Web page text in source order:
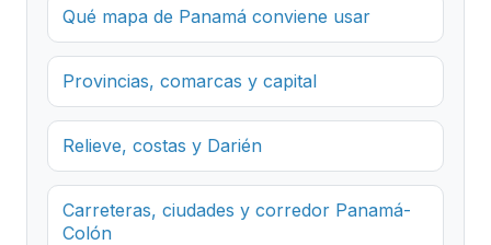
Qué mapa de Panamá conviene usar
Provincias, comarcas y capital
Relieve, costas y Darién
Carreteras, ciudades y corredor Panamá-
Colón